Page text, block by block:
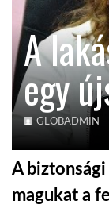
AUSZTRÁLIA
A VILÁG ITTHON
A
egy
GLOBADMIN
A
magukat a